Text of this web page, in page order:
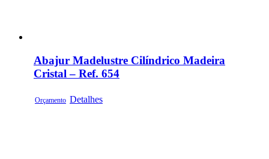
Abajur Madelustre Cilíndrico Madeira
Cristal – Ref. 654
Orçamento Detalhes